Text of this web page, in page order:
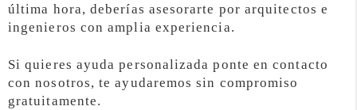
última hora, deberías asesorarte por arquitectos e
ingenieros con amplia experiencia.
Si quieres ayuda personalizada ponte en contacto
con nosotros, te ayudaremos sin compromiso
gratuitamente.